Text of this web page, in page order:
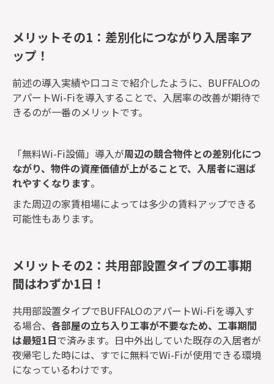
メリットその1：差別化につながり入居率ア
ップ！
前述の導入実績や口コミで紹介したように、BUFFALOの
アパートWi-Fiを導入することで、入居率の改善が期待で
きるのが一番のメリットです。
「無料Wi-Fi設備」導入が周辺の競合物件との差別化につ
ながり、物件の資産価値が上がることで、入居者に選ば
れやすくなります。
また周辺の家賃相場によっては多少の賃料アップできる
可能性もあります。
メリットその2：共用部設置タイプの工事期
間はわずか1日！
共用部設置タイプでBUFFALOのアパートWi-Fiを導入す
る場合、 各部屋の立ち入り工事が不要なため、工事期間
は最短1日で済みます。日中外出していた既存の入居者が
夜帰宅した時には、すでに無料でWi-Fiが使用できる環境
になっているわけです。